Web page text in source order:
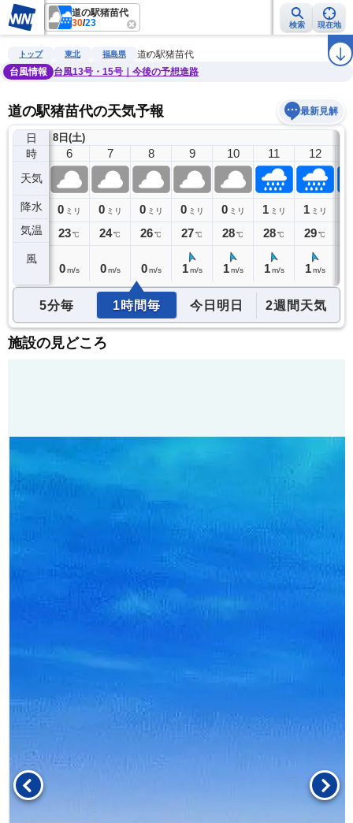
道の駅猪苗代
30/23 検索 現在地
雨雲レーダー 台風情報 地震情報 ラ
トップ 東北 福島県
道の駅猪苗代
台風情報
台風13号・15号｜今後の予想進路
道の駅猪苗代の天気予報 最新見解
日
時
天気
降水
気温
風
8日(土)
5
0ミリ
23℃
6
0 ミリ
23℃
0 m/s
7
0 ミリ
24℃
0 m/s
8
0 ミリ
26℃
0 m/s
9
0 ミリ
27℃
1 m/s
10
0 ミリ
28℃
1 m/s
11
1 ミリ
28℃
1 m/s
12
1 ミリ
29℃
1 m/s
5分毎 1時間毎 今日明日 2週間天気
施設の見どころ